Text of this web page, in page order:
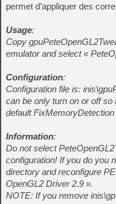
permet d’appliquer des
Usage:
Copy
emulator and select «
Configuration:
Configuration file is:
can be only turn on or off
default
Information:
Do not select
configuration! If you do you
directory and reconfigure
OpenGL2 Driver 2.9 ».
NOTE: If you remove